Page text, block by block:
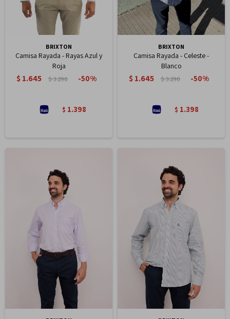
BRIXTON
Camisa Rayada - Rayas Azul y
Roja
$ 1.645 $3.290 50
$ 1.398
BRIXTON
Camisa Rayada - Celeste -
Blanco
$ 1.645 $3.290 50
$ 1.398